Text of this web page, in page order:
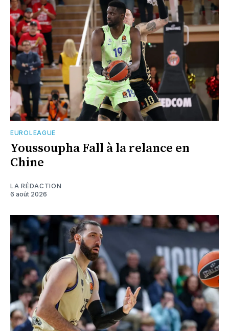
EUROLEAGUE
Youssoupha Fall à la relance en
Chine
LA RÉDACTION
6 août 2026